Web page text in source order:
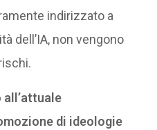
indirizzato a
dell’IA, non vengono
all’attuale
di ideologie